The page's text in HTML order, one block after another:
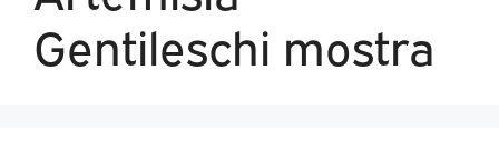
Gentileschi mostra